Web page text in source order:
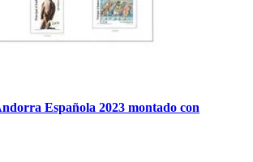
Española 2023 montado con